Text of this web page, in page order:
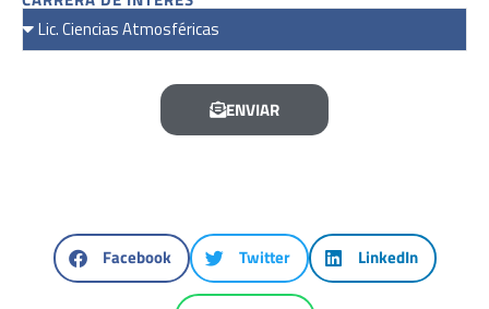
ENVIAR
Facebook Twitter LinkedIn